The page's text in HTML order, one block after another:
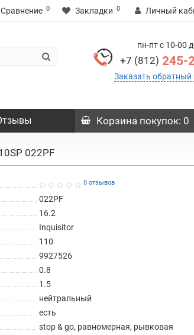
Сравнение 0 Закладки 0 Личный
пн-пт с 10-00
+7 (812) 245-
Заказать обратный
Корзина покупок: 0
022PF
0 отзывов
022PF
16.2
Inquisitor
110
9927526
0.8
1.5
нейтральный
есть
stop & go, равномерная, рывковая